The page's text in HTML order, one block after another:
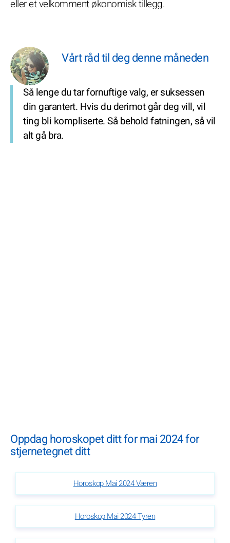
eller et velkomment økonomisk tillegg.
Vårt råd til deg denne måneden
Så lenge du tar fornuftige valg, er suksessen
din garantert. Hvis du derimot går deg vill, vil
ting bli kompliserte. Så behold fatningen, så vil
alt gå bra.
Oppdag horoskopet ditt for mai 2024 for
stjernetegnet ditt
Horoskop Mai 2024 Væren
Horoskop Mai 2024 Tyren